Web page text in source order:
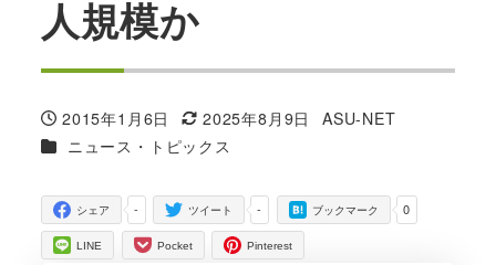
人規模か
投稿日
2015年1月6日
更新日
2025年8月9日
著
ASU-NET
カテゴリー
ニュース・トピックス
-
シェア -
ツイート 0
ブックマーク
LINE Pocket Pinterest